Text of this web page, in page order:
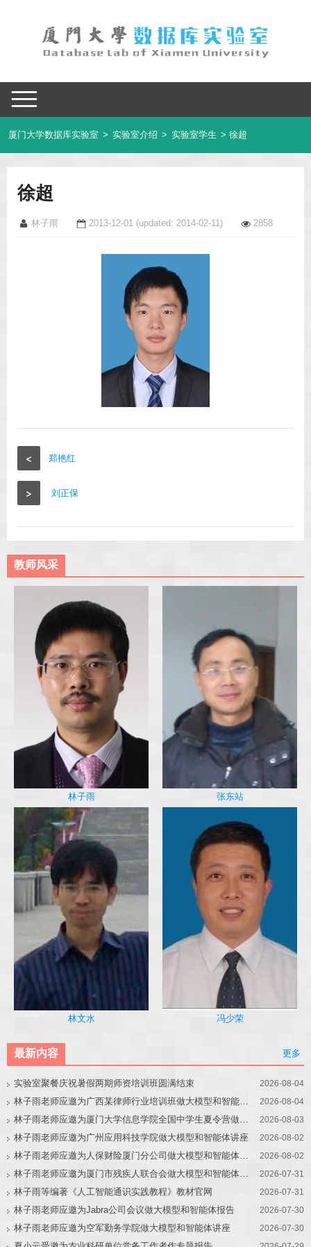
厦门大学数据库实验室 > 实验室介绍 > 实验室学生 > 徐超
徐超
林子雨 2013-12-01 (updated: 2014-02-11) 2858
< 郑艳红
> 刘正保
教师风采
林子雨 张东站
林文水 冯少荣
最新内容 更多
实验室聚餐庆祝暑假两期师资培训班圆满结束 2026-08-04
林子雨老师应邀为广西某律师行业培训班做大模型和智能体讲座 2026-08-04
林子雨老师应邀为厦门大学信息学院全国中学生夏令营做大模型讲座 2026-08-03
林子雨老师应邀为广州应用科技学院做大模型和智能体讲座 2026-08-02
林子雨老师应邀为人保财险厦门分公司做大模型和智能体讲座 2026-08-02
林子雨老师应邀为厦门市残疾人联合会做大模型和智能体讲座 2026-07-31
林子雨等编著《人工智能通识实践教程》教材官网 2026-07-31
林子雨老师应邀为Jabra公司会议做大模型和智能体报告 2026-07-30
林子雨老师应邀为空军勤务学院做大模型和智能体讲座 2026-07-30